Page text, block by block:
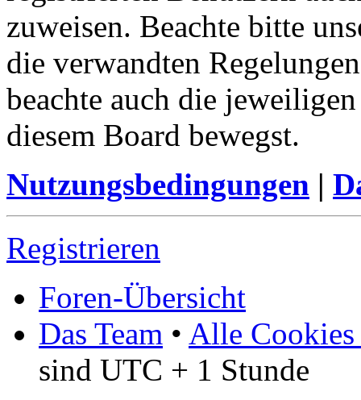
zuweisen. Beachte bitte
die verwandten
beachte auch die
diesem Board bewegst.
Nutzungsbedingungen |
Registrieren
Foren-Übersicht
Das Team • Alle Cookies
sind UTC + 1 Stunde